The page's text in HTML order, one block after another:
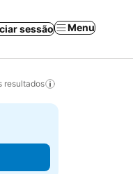
sessão Menu
resultados